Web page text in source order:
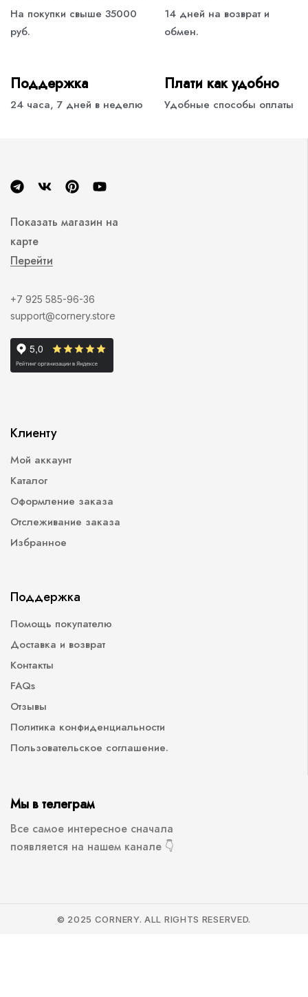
На покупки свыше 35000
руб.
14 дней на возврат и
обмен.
Поддержка
24 часа, 7 дней в неделю
Плати как удобно
Удобные способы оплаты
Показать магазин на
карте
Перейти
+7 925 585-96-36
support@cornery.store
Клиенту
Мой аккаунт
Каталог
Оформление заказа
Отслеживание заказа
Избранное
Поддержка
Помощь покупателю
Доставка и возврат
Контакты
FAQs
Отзывы
Политика конфиденциальности
Пользовательское соглашение.
Мы в телеграм
Все самое интересное сначала
появляется на нашем канале 👇
© 2025 CORNERY. ALL RIGHTS RESERVED.